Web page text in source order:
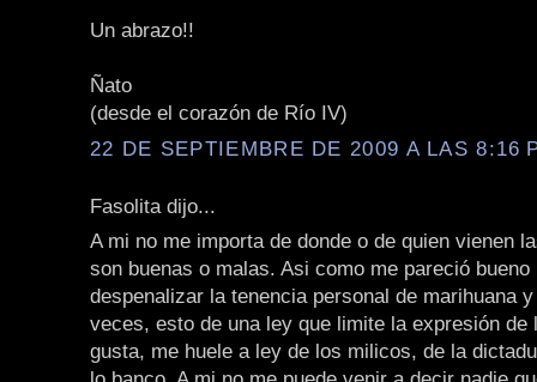
Un abrazo!!
Ñato
(desde el corazón de Río IV)
22 DE SEPTIEMBRE DE 2009 A LAS 8:16
Fasolita dijo...
A mi no me importa de donde o de quien vienen
son buenas o malas. Asi como me pareció bueno
despenalizar la tenencia personal de marihuana
veces, esto de una ley que limite la expresión de
gusta, me huele a ley de los milicos, de la